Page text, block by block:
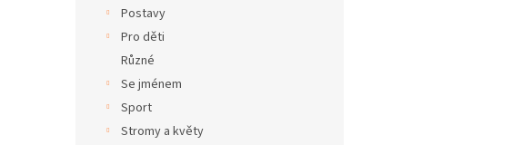
Postavy
Pro děti
Různé
Se jménem
Sport
Stromy a květy